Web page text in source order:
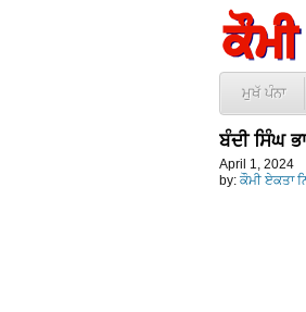
ਮੁਖੱ ਪੰਨਾ
ਬੰਦੀ ਸਿੰਘ
April 1, 2024
by: ਕੌਮੀ ਏਕਤਾ